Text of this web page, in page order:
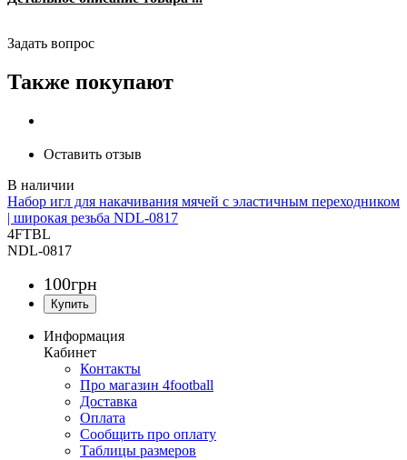
Задать вопрос
Также покупают
Оставить отзыв
Набор игл для накачивания мячей c эластичным переходником
| широкая резьба NDL-0817
4FTBL
NDL-0817
100грн
Информация
Кабинет
Контакты
Про магазин 4football
Доставка
Оплата
Сообщить про оплату
Таблицы размеров